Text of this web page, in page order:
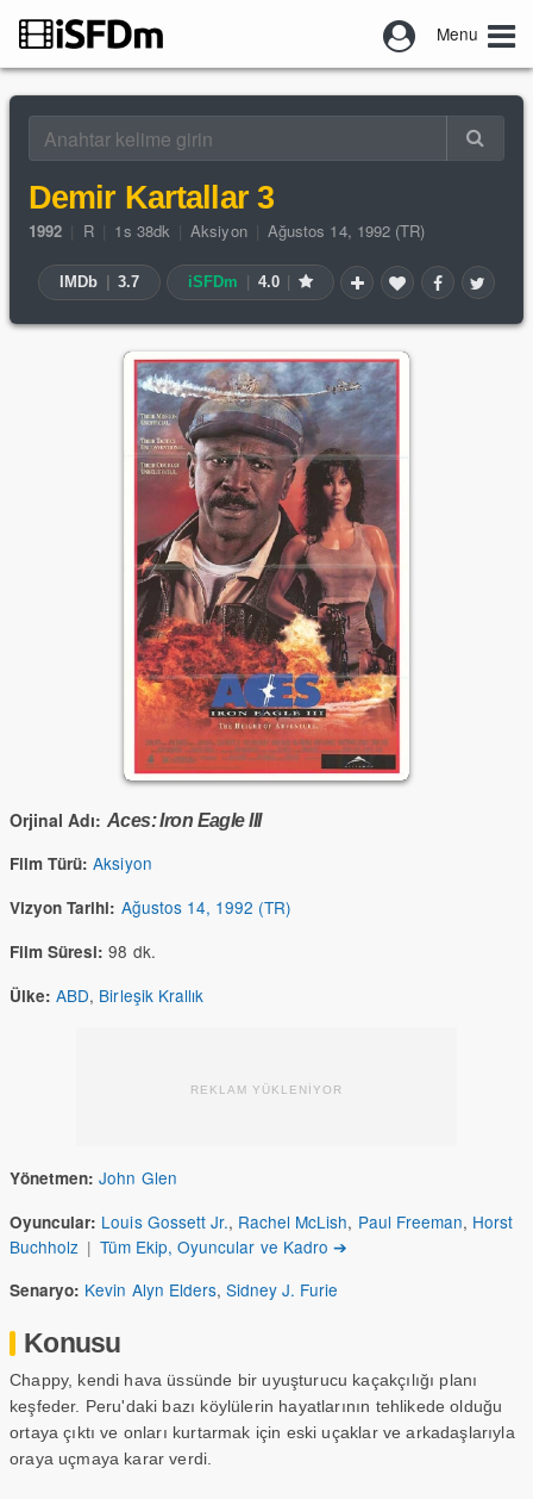
Menu
Demir Kartallar 3
1992 R 1s 38dk Aksiyon Ağustos 14, 1992 (TR)
IMDb 3.7 iSFDm 4.0
Orjinal Adı: Aces: Iron Eagle III
Film Türü: Aksiyon
Vizyon Tarihi: Ağustos 14, 1992 (TR)
Film Süresi: 98 dk.
Ülke: ABD, Birleşik Krallık
REKLAM YÜKLENİYOR
Yönetmen: John Glen
Oyuncular: Louis Gossett Jr., Rachel McLish, Paul Freeman, Horst
Buchholz | Tüm Ekip, Oyuncular ve Kadro ➔
Senaryo: Kevin Alyn Elders, Sidney J. Furie
Konusu
Chappy, kendi hava üssünde bir uyuşturucu kaçakçılığı planı
keşfeder. Peru'daki bazı köylülerin hayatlarının tehlikede olduğu
ortaya çıktı ve onları kurtarmak için eski uçaklar ve arkadaşlarıyla
oraya uçmaya karar verdi.